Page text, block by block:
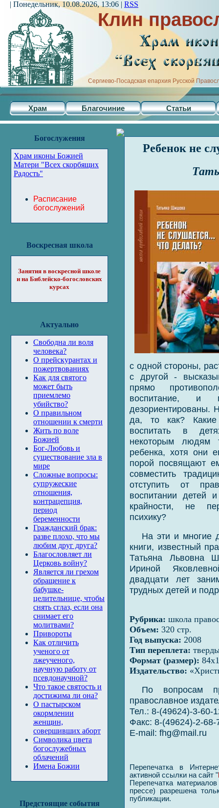
Клин
Сергиево-Посадская епархия Русской
Храм Благочиние Статьи
| Понедельник, 10.08.2026, 13:06 | RSS
Богослужения
Храм иконы Божией
Матери "Всех скорбящих
Радость"
Расписание
богослужений
Воскресная школа
Занятия в воскресной школе
и на Библейско-богословских
курсах
Актуально
Свободна ли воля
человека?
О прейскурантах и
пожертвованиях
Как для святого
может быть
приемлемо
убийство?
О правильном
отношении к смерти
Жить по воле
Божией
Бог-Любовь и
существование зла в
мире
Сложные вопросы:
супружеские
отношения,
контрацепция,
период
беременности
Гражданский брак:
разве плохо, что мы
любим друг друга?
Благословляет ли
Церковь войну?
Является ли грехом
обращение к
бабушке-
целительнице, чтобы
снять сглаз, если она
снимает его
молитвами?
Привороты
Как отличить
ученого от
лжеученого,
научную работу от
псевдонаучной?
Что такое святость и
достижима ли она?
О пастырском
окормлении
женщин,
совершивших аборт
Символика цвета
богослужебных
облачений
Имена Божии
Предстоящие события
Ребенок не
с одной стороны,
с другой -
прямо
воспитание, и
дезориентированы.
да, то как? Какие
воспитать в
некоторым людям
ребенка, хотя они
порой посвящают
совместить
отступить от
воспитании
крайности, не
психику?
На эти и многие
книги, известный
Татьяна Львовна
Ириной
двадцати лет
трудных детей и
Рубрика: школа
Объем: 320 стр.
Год выпуска: 2008
Тип переплета:
Формат (размер):
Издательство:
По вопросам
православное
Тел.: 8-(49624)-3-60-
Факс: 8-(49624)-2-68-
E-mail: fhg@mail.ru
Перепечатка в
активной ссылки на сайт "
Перепечатка
прессе) разрешена
публикации.